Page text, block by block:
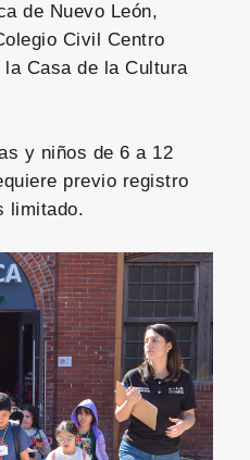
de Nuevo León,
Civil Centro
Casa de la Cultura
y niños de 6 a 12
previo registro
limitado.